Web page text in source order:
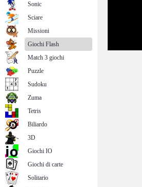
Sonic
Sciare
Missioni
Giochi Flash
Match 3 giochi
Puzzle
Sudoku
Zuma
Tetris
Biliardo
3D
Giochi IO
Giochi di carte
Solitario